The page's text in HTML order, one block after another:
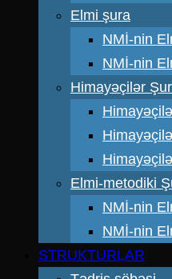
Elmi şura
NMİ-nin
NMİ-nin
Himayəçilər
Elmi-metodiki
NMİ-nin
NMİ-nin
STRUKTURLAR